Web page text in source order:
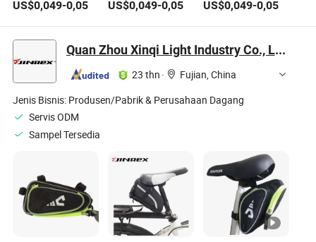
Sepeda Fitting
Logam dengan
Lubang
US$0,049-0,05
Bagian
Penghubung
dengan Lubang
US$0,049-0,05
dengan Lubang
Aksesori Sepeda
Listrik
US$0,049-0,05
Quan Zhou Xinqi Light Industry Co., Ltd.
23 thn ·
Fujian, China
Jenis Bisnis: Produsen/Pabrik & Perusahaan Dagang
Servis ODM
Sampel Tersedia